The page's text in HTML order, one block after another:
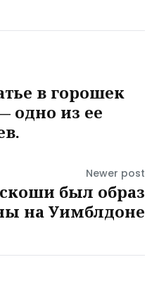
в горошек
одно из ее
Newer post
был образ
на Уимблдоне